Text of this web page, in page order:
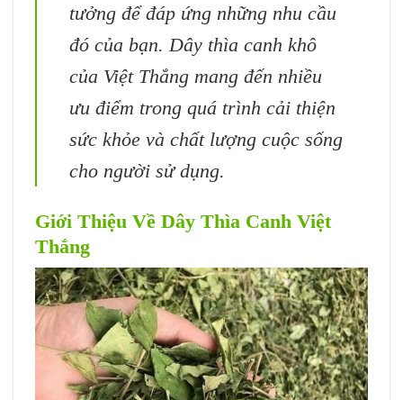
tưởng để đáp ứng những nhu cầu
đó của bạn. Dây thìa canh khô
của Việt Thắng mang đến nhiều
ưu điểm trong quá trình cải thiện
sức khỏe và chất lượng cuộc sống
cho người sử dụng.
Giới Thiệu Về Dây Thìa Canh Việt
Thắng